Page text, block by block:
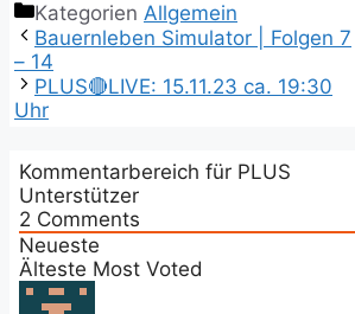
Kategorien Allgemein
Bauernleben Simulator | Folgen 7
– 14
PLUS🔴LIVE: 15.11.23 ca. 19:30
Uhr
Kommentarbereich für PLUS
Unterstützer
2 Comments
Neueste
Älteste Most Voted